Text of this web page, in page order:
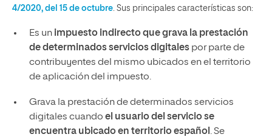
4/2020, del 15 de octubre. Sus principales características son:
Es un impuesto indirecto que grava la prestación
de determinados servicios digitalespor parte de
contribuyentes del mismo ubicados en el territorio
de aplicación del impuesto.
Grava la prestación de determinados servicios
digitales cuando el usuario del servicio se
encuentra ubicado en territorio español . Se